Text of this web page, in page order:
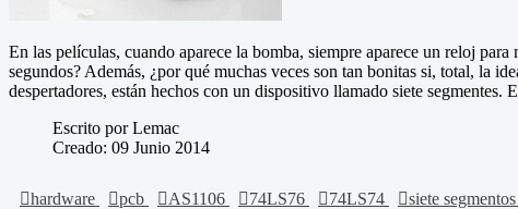
En las películas, cuando aparece la bomba, siempre aparece un reloj
segundos? Además, ¿por qué muchas veces son tan bonitas si, total, la
despertadores, están hechos con un dispositivo llamado siete segmentes.
Escrito por Lemac
Creado: 09 Junio 2014
hardware pcb AS1106 74LS76 74LS74 siete segmentos